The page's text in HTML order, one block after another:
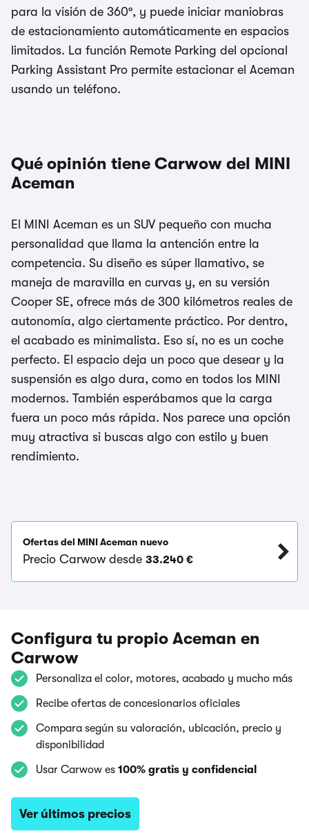
para la visión de 360º, y puede iniciar maniobras
de estacionamiento automáticamente en espacios
limitados. La función Remote Parking del opcional
Parking Assistant Pro permite estacionar el Aceman
usando un teléfono.
Qué opinión tiene Carwow del MINI
Aceman
El MINI Aceman es un SUV pequeño con mucha
personalidad que llama la antención entre la
competencia. Su diseño es súper llamativo, se
maneja de maravilla en curvas y, en su versión
Cooper SE, ofrece más de 300 kilómetros reales de
autonomía, algo ciertamente práctico. Por dentro,
el acabado es minimalista. Eso sí, no es un coche
perfecto. El espacio deja un poco que desear y la
suspensión es algo dura, como en todos los MINI
modernos. También esperábamos que la carga
fuera un poco más rápida. Nos parece una opción
muy atractiva si buscas algo con estilo y buen
rendimiento.
Ofertas del MINI Aceman nuevo
Precio Carwow desde 33.240 €
Configura tu propio Aceman en
Carwow
Personaliza el color, motores, acabado y mucho más
Recibe ofertas de concesionarios oficiales
Compara según su valoración, ubicación, precio y
disponibilidad
Usar Carwow es 100% gratis y confidencial
Ver últimos precios